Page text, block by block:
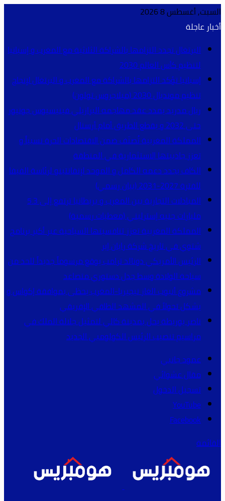
السبت, أغسطس 8 2026
أخبار عاجلة
البرتغال تجدد التزامها بالشراكة الثلاثية مع المغرب و إسبانيا
لتنظيم كأس العالم 2030
إسبانيا تؤكد التزامها بالشراكة مع المغرب و البرتغال لإنجاح
تنظيم مونديال 2030 (ميلاجروس تولون)
ريال مدريد يمدد عقد مهاجمه البرازيلي فينيسيوس جونيور
حتى 2032 و يقطع الطريق أمام أرسنال
المملكة المغربية تُصنّف ضمن الاقتصادات الحرة نسبياً و
تعزز جاذبيتها الاستثمارية في المنطقة
الكاف يجدد دعمه الكامل و الموحد لإنفانتينو لرئاسة الفيفا
للفترة 2027-2031 (بيان رسمي)
المبادلات التجارية بين المغرب و بريطانيا ترتفع إلى 5.3
مليارات جنيه إسترليني (معطيات رسمية)
المملكة المغربية تعزز تنافسيتها السياحية عبر أكبر برنامج
شتوي في تاريخ شركة رايان إير
الرئيس الأمريكي دونالد ترامب يوقع مرسوماً جديداً للحد من
سياحة الولادة وسط جدل دستوري متصاعد
مشروع أنبوب الغاز نيجيريا-المغرب يحظى بموافقة إكواس و
يشكل تحولاً في المشهد الطاقي الإفريقي
ناصر بوريطة يحل بمدينة كالي لتمثيل جلالة الملك في
مراسيم تنصيب الرئيس الكولومبي الجديد
عمود جانبي
مقال عشوائي
تسجيل الدخول
YouTube
Facebook
القائمة